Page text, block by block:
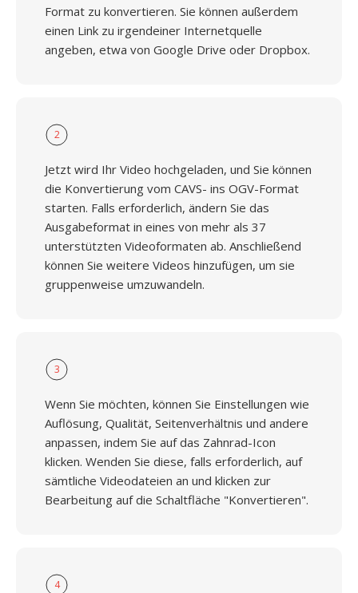
Format zu konvertieren. Sie können außerdem
einen Link zu irgendeiner Internetquelle
angeben, etwa von Google Drive oder Dropbox.
2
Jetzt wird Ihr Video hochgeladen, und Sie können
die Konvertierung vom CAVS- ins OGV-Format
starten. Falls erforderlich, ändern Sie das
Ausgabeformat in eines von mehr als 37
unterstützten Videoformaten ab. Anschließend
können Sie weitere Videos hinzufügen, um sie
gruppenweise umzuwandeln.
3
Wenn Sie möchten, können Sie Einstellungen wie
Auflösung, Qualität, Seitenverhältnis und andere
anpassen, indem Sie auf das Zahnrad-Icon
klicken. Wenden Sie diese, falls erforderlich, auf
sämtliche Videodateien an und klicken zur
Bearbeitung auf die Schaltfläche "Konvertieren".
4